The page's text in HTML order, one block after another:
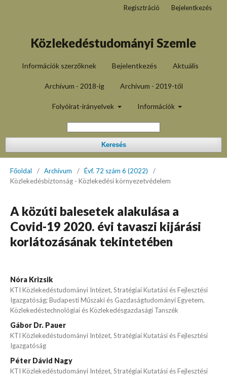
Közlekedéstudományi Szemle
Információk szerzőknek Bejelentkezés Aktuális
Archívum - 2018-ig Archívum - 2019-től
Folyóirat-irányelvek Információk
Keresés
Regisztráció Bejelentkezés
Főoldal / Archívum / Évf. 72 szám 6 (2022)
/
Közlekedésbiztonság - Közlekedési környezetvédelem
A közúti balesetek alakulása a
Covid-19 2020. évi tavaszi kijárási
korlátozásának tekintetében
Nóra Krizsik
KTI Közlekedéstudományi Intézet, Stratégiai Kutatási és Fejlesztési
Igazgatóság; Budapesti Műszaki és Gazdaságtudományi Egyetem,
Közlekedéstechnológiai és Közlekedésgazdasági Tanszék
Gábor Dr. Pauer
KTI Közlekedéstudományi Intézet, Stratégiai Kutatási és Fejlesztési
Igazgatóság
Péter Dávid Nagy
KTI Közlekedéstudományi Intézet, Stratégiai Kutatási és Fejlesztési